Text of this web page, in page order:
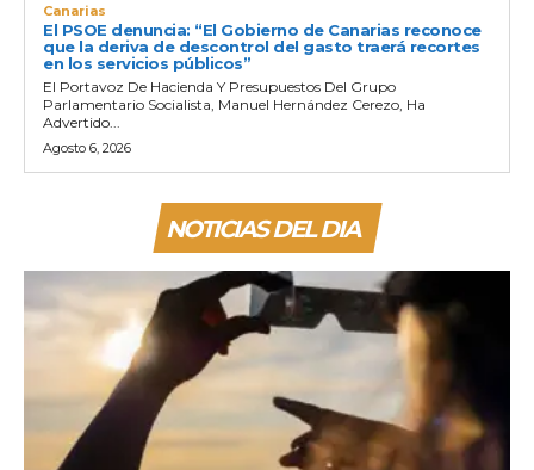
Canarias
El PSOE denuncia: “El Gobierno de Canarias reconoce
que la deriva de descontrol del gasto traerá recortes
en los servicios públicos”
El Portavoz De Hacienda Y Presupuestos Del Grupo
Parlamentario Socialista, Manuel Hernández Cerezo, Ha
Advertido...
Agosto 6, 2026
NOTICIAS DEL DIA